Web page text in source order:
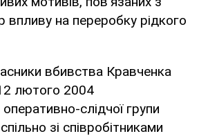
впливу на переробку рідкого
вбивства Кравченка
лютого 2004
слідчої групи
зі співробітниками